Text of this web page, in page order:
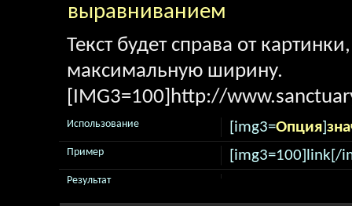
выравниванием
Текст будет справа от
максимальную ширину.
[IMG3=100]http://
[img3=Опция]
Использование
[img3=100]link[/
Пример
Результат